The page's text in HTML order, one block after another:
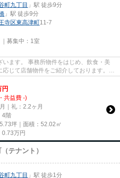
町九丁目 」駅 徒歩9分
」駅 徒歩9分
寺区東高津町11-7
募集中： 1室
ます。 事務所物件をはじめ、飲食・美
じて店舗物件をご紹介しております。
円
共益費 -)
｜礼：2.2ヶ月
4階
坪｜面積：52.02㎡
0.73万円
テナント）
町九丁目 」駅 徒歩1分